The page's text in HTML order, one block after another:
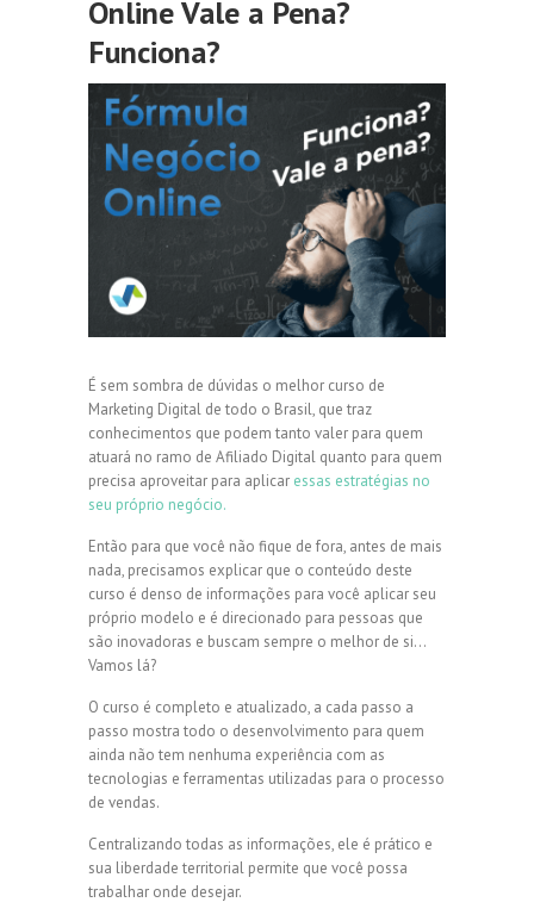
Online Vale a Pena?
Funciona?
É sem sombra de dúvidas o melhor curso de
Marketing Digital de todo o Brasil, que traz
conhecimentos que podem tanto valer para quem
atuará no ramo de Afiliado Digital quanto para quem
precisa aproveitar para aplicar essas estratégias no
seu próprio negócio.
Então para que você não fique de fora, antes de mais
nada, precisamos explicar que o conteúdo deste
curso é denso de informações para você aplicar seu
próprio modelo e é direcionado para pessoas que
são inovadoras e buscam sempre o melhor de si…
Vamos lá?
O curso é completo e atualizado, a cada passo a
passo mostra todo o desenvolvimento para quem
ainda não tem nenhuma experiência com as
tecnologias e ferramentas utilizadas para o processo
de vendas.
Centralizando todas as informações, ele é prático e
sua liberdade territorial permite que você possa
trabalhar onde desejar.